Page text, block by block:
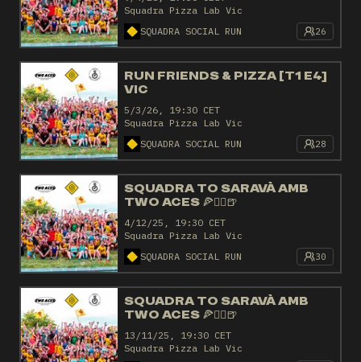
Squadra Pizza Lab Vic
SQUADRA SOCIAL RUN
26
RUN FRIENDS & PIZZA [T1 E4]
VIC
5/3/26, 19:30 CET
Squadra Pizza Lab Vic
SQUADRA SOCIAL RUN
28
SQUADRA TO SARAVÀ AMB
TWO ACES 🍕🏃‍♂️🍺
4/12/25, 19:30 CET
Squadra Pizza Lab Vic
SQUADRA SOCIAL RUN
30
SQUADRA TO SARAVÀ AMB
TWO ACES 🍕🏃‍♂️🍺
13/11/25, 19:30 CET
Squadra Pizza Lab Vic